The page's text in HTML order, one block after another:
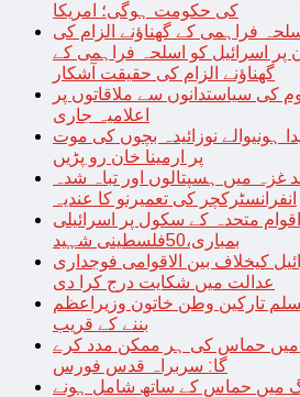
کی حکومت ہوگی؛ امریکا
فراہمی کے گھناؤنے الزام کی
پر اسرائیل کو اسلحہ فراہمی کے
گھناؤنے الزام کی حقیقت آشکار
کی سیاستدانوں سے ملاقاتوں پر
اعلامیہ جاری
ہونیوالے نوزائیدہ بچوں کی موت
پر ارمینا خان رو پڑیں
غزہ میں ہسپتالوں اور تباہ شدہ
انفرانسٹرکچر کی تعمیرنو کا عندیہ
متحدہ کے سکول پر اسرائیلی
بمباری،50فلسطینی شہید
کیخلاف بین الاقوامی فوجداری
عدالت میں شکایت درج کرا دی
تارکین وطن خاتون وزیراعظم
بننے کے قریب
میں حماس کی ہر ممکن مدد کرے
گا: سربراہ قدس فورس
میں حماس کے ساتھ شامل ہونے